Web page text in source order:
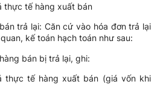
thực tế hàng xuất bán
trả lại: Căn cứ vào hóa đơn trả lại
kế toán hạch toán như sau:
bán bị trả lại, ghi:
thực tế hàng xuất bán (giá vốn khi